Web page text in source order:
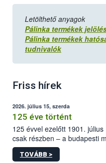
Letölthető anyagok
Pálinka termékek
Pálinka termékek
tudnivalók
Friss hírek
2026. július 15, szerda
125 éve történt
125 évvel ezelőtt 1901.
csak részben – a budapesti
állomás a Kis Rókus utca 15.
tervezett új épületébe.
TOVÁBB >